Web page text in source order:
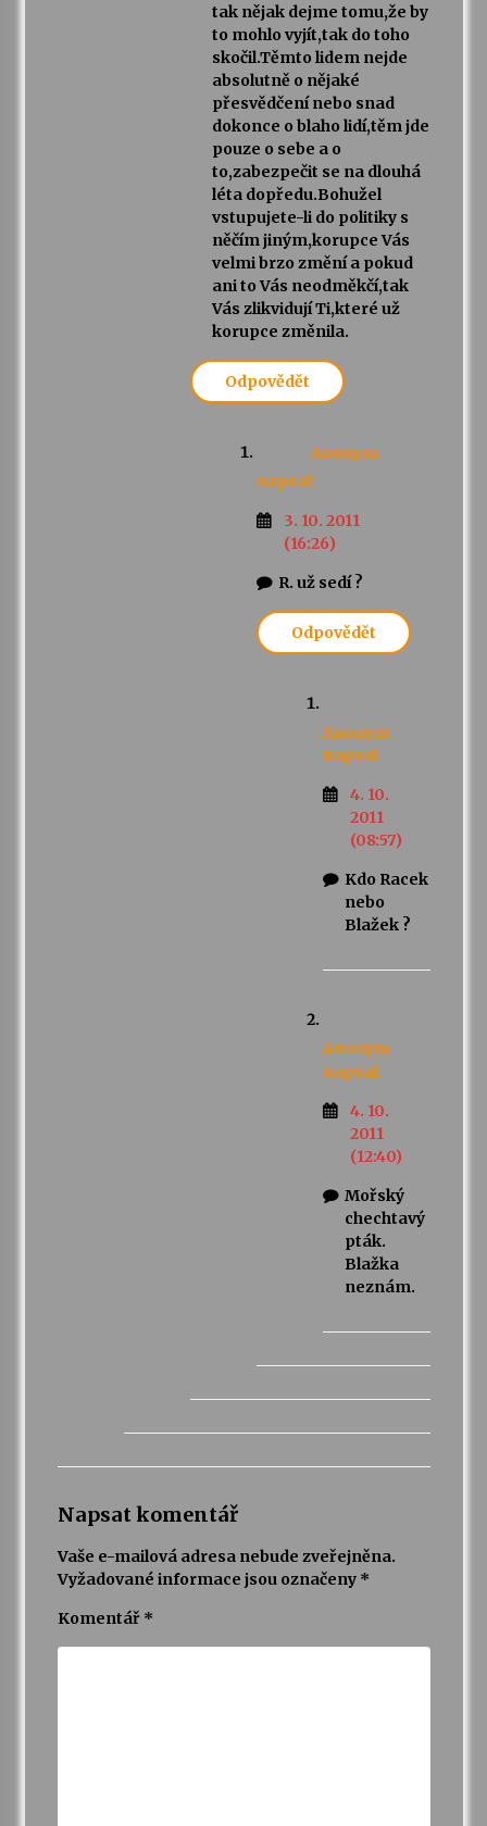
tak nějak dejme tomu,že by
to mohlo vyjít,tak do toho
skočil.Těmto lidem nejde
absolutně o nějaké
přesvědčení nebo snad
dokonce o blaho lidí,těm jde
pouze o sebe a o
to,zabezpečit se na dlouhá
léta dopředu.Bohužel
vstupujete-li do politiky s
něčím jiným,korupce Vás
velmi brzo změní a pokud
ani to Vás neodměkčí,tak
Vás zlikvidují Ti,které už
korupce změnila.
Odpovědět
Anonym
napsal:
3. 10. 2011
(16:26)
R. už sedí ?
Odpovědět
Anonym
napsal:
4. 10.
2011
(08:57)
Kdo Racek
nebo
Blažek ?
Anonym
napsal:
4. 10.
2011
(12:40)
Mořský
chechtavý
pták.
Blažka
neznám.
Napsat komentář
Vaše e-mailová adresa nebude zveřejněna.
Vyžadované informace jsou označeny *
Komentář *